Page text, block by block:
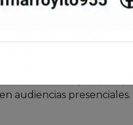
causa Vialidad, es capaz
sostiene.
oral hecha de modo
. Solo asomó el
confirmar que los
a los 84 imputados (19
audiencias